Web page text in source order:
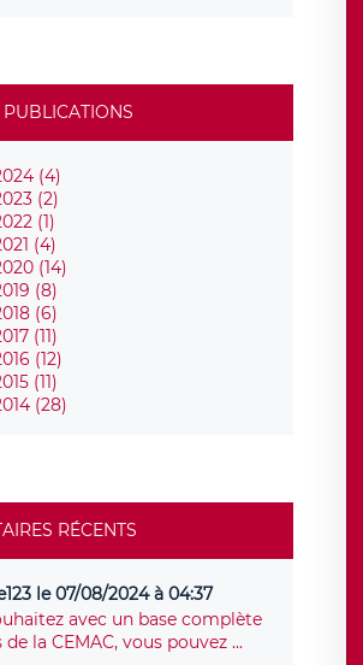
(4)
(2)
(1)
(4)
(14)
(8)
(6)
(11)
(12)
(11)
(28)
RÉCENTS
le 07/08/2024 à 04:37
avec un base complète
la CEMAC, vous pouvez ...